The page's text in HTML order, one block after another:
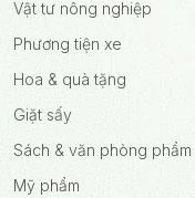
Vật tư nông nghiệp
Phương tiện xe
Hoa & quà tặng
Giặt sấy
Sách & văn phòng phẩm
Mỹ phẩm